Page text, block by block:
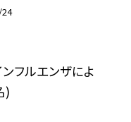
フルエンザによ
)